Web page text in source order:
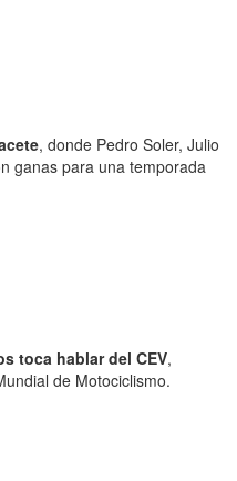
, donde Pedro Soler, Julio
ganas para una temporada
toca hablar del CEV,
de Motociclismo.